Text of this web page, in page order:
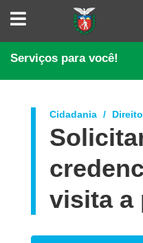
SUPERINTENDÊNCIA-
<BR>GOVERNANÇA
SERVIÇOS
DADOS
Serviços para você!
Cidadania
visita a